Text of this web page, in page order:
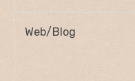
Web/Blog